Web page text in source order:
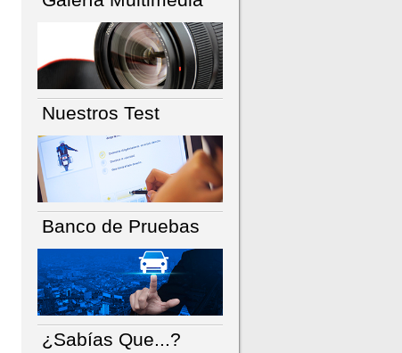
Nuestros Test
Banco de Pruebas
¿Sabías Que...?